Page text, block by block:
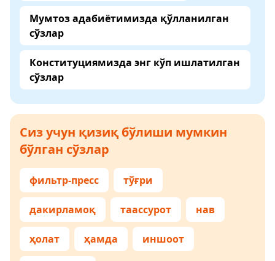
Мумтоз адабиётимизда қўлланилган
сўзлар
Конституциямизда энг кўп ишлатилган
сўзлар
Сиз учун қизиқ бўлиши мумкин
бўлган сўзлар
фильтр-пресс тўғри
дакирламоқ таассурот нав
ҳолат ҳамда иншоот